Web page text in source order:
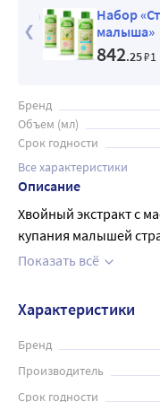
Набор
малыша»
842.25₽1
Бренд
Объем (мл)
Срок годности
Все характеристики
Описание
Хвойный экстракт с
купания малышей
предназначен для
эфирные масла пихты
способствуют
ко сну.
общеукрепляющее
осенне-зимний
Показать всё
Характеристики
Бренд
Производитель
Срок годности